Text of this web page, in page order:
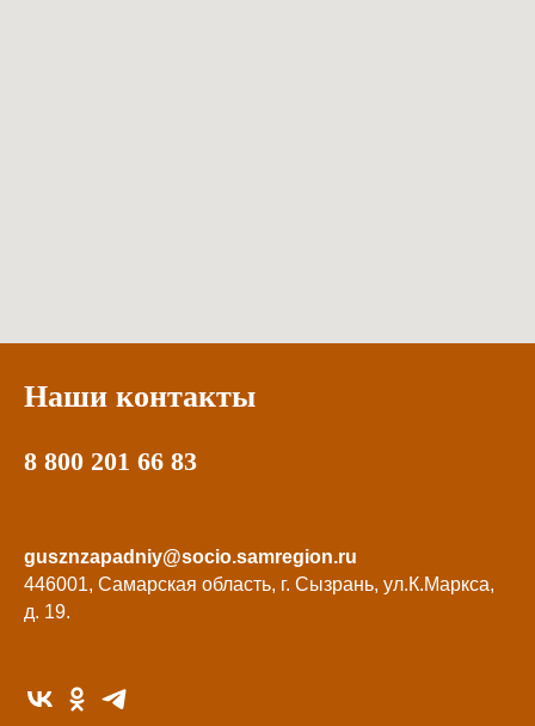
Наши контакты
8 800 201 66 83
gusznzapadniy@socio.samregion.ru
446001, Самарская область, г. Сызрань, ул.К.Маркса,
д. 19.
Самарской
области